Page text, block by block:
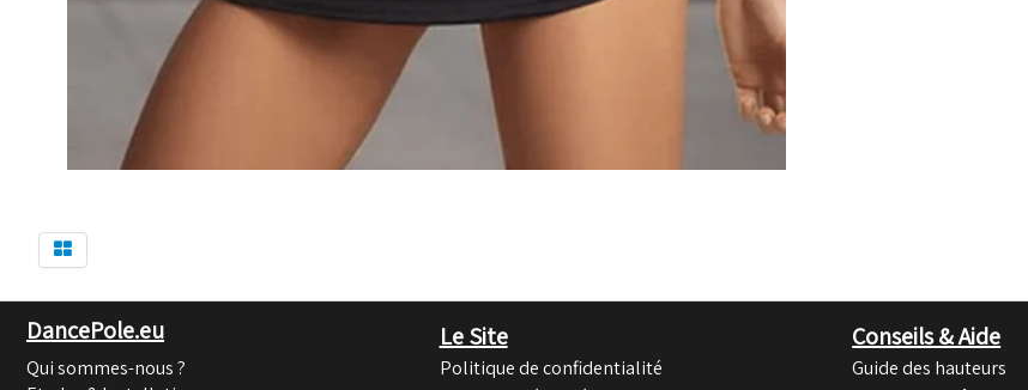
DancePole.eu
Qui sommes-nous ?
Le Site
Politique de confidentialité
Conseils & Aide
Guide des hauteurs